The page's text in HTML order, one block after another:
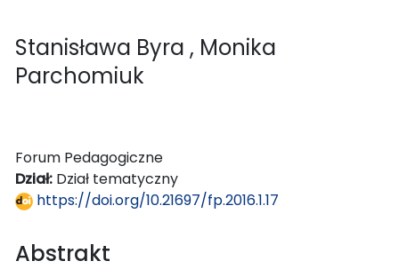
Stanisława Byra , Monika
Parchomiuk
Forum Pedagogiczne
Dział: Dział tematyczny
https://doi.org/10.21697/fp.2016.1.17
Abstrakt